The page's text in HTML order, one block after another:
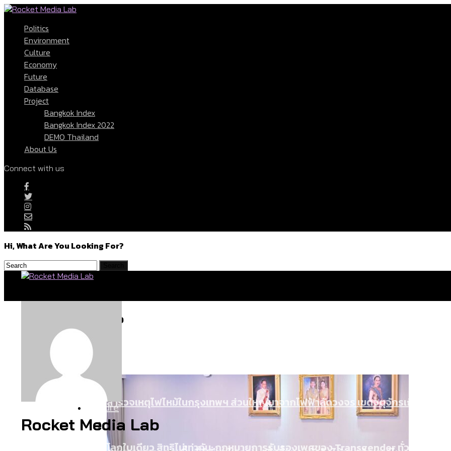
Politics
Environment
Culture
Economy
Future
Database
Project
Bangkok Index
Bangkok Index 2022
DEMO Thailand
About Us
Connect with us
Hi, What Are You Looking For?
Rocket Media Lab
Environment
สำรวจเหตุไฟไหม้ในกรุงเทพฯ ส่วนใหญ่มาจากไฟฟ้าลัดวงจร เขตจตุจักรเกิดไฟฟ้า
Culture
โลกใบเดียว สิทธิไม่เท่ากัน: กฎหมายการรับรองเพศของ Transgender ทั่วโลก ประเท
Rocket Media Lab